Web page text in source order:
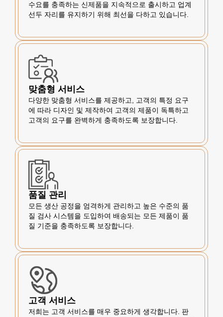
수요를 충족하는 신제품을 지속적으로 출시하고 업계
선두 자리를 유지하기 위해 최선을 다하고 있습니다.
맞춤형 서비스
다양한 맞춤형 서비스를 제공하고, 고객의 특정 요구
에 따라 디자인 및 제작하여 고객의 제품이 독특하고
고객의 요구를 완벽하게 충족하도록 보장합니다.
품질 관리
모든 생산 공정을 엄격하게 관리하고 높은 수준의 품
질 검사 시스템을 도입하여 배송되는 모든 제품이 품
질 기준을 충족하도록 보장합니다.
고객 서비스
저희는 고객 서비스를 매우 중요하게 생각합니다. 판